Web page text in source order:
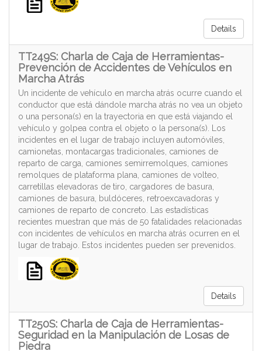
Details
TT249S: Charla de Caja de Herramientas-
Prevención de Accidentes de Vehículos en
Marcha Atrás
Un incidente de vehículo en marcha atrás ocurre cuando el
conductor que está dándole marcha atrás no vea un objeto
o una persona(s) en la trayectoria en que está viajando el
vehículo y golpea contra el objeto o la persona(s). Los
incidentes en el lugar de trabajo incluyen automóviles,
camionetas, montacargas tradicionales, camiones de
reparto de carga, camiones semirremolques, camiones
remolques de plataforma plana, camiones de volteo,
carretillas elevadoras de tiro, cargadores de basura,
camiones de basura, buldóceres, retroexcavadoras y
camiones de reparto de concreto. Las estadísticas
recientes muestran que más de 50 fatalidades relacionadas
con incidentes de vehículos en marcha atrás ocurren en el
lugar de trabajo. Estos incidentes pueden ser prevenidos.
Details
TT250S: Charla de Caja de Herramientas-
Seguridad en la Manipulación de Losas de
Piedra